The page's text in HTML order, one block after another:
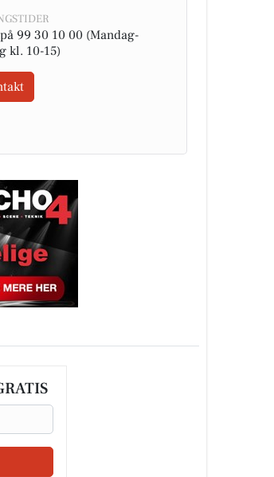
99 30 10 00 (Mandag-
kl. 10-15)